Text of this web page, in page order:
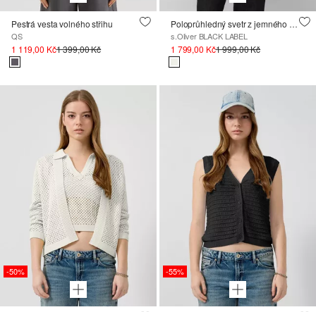
Pestrá vesta volného střihu
QS
1 119,00 Kč1 399,00 Kč
Poloprůhledný svetr z jemného úpletu s krátkými rukávy
s.Oliver BLACK LABEL
1 799,00 Kč1 999,00 Kč
-50% -55%